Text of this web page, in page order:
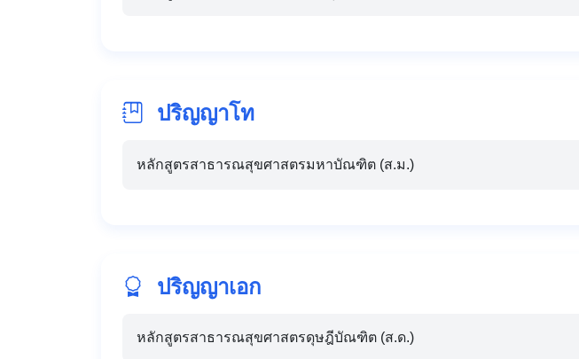
ปริญญาโท
หลักสูตรสาธารณสุขศาสตรมหาบัณฑิต (ส.ม.)
ปริญญาเอก
หลักสูตรสาธารณสุขศาสตรดุษฎีบัณฑิต (ส.ด.)